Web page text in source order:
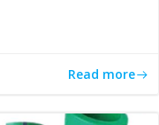
Read more